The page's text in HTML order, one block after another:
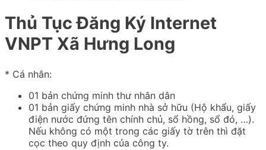
Thủ Tục Đăng Ký Internet
VNPT Xã Hưng Long
* Cá nhân:
01 bản chứng minh thư nhân dân
01 bản giấy chứng minh nhà sở hữu (Hộ khẩu, giấy
điện nước đứng tên chính chủ, sổ hồng, sổ đó, …).
Nếu không có một trong các giấy tờ trên thì đặt
cọc theo quy định của công ty.